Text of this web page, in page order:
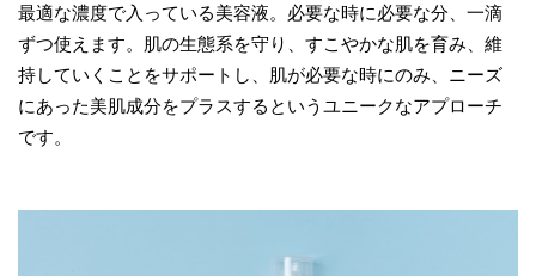
最適な濃度で入っている美容液。必要な時に必要な分、一滴
ずつ使えます。肌の生態系を守り、すこやかな肌を育み、維
持していくことをサポートし、肌が必要な時にのみ、ニーズ
にあった美肌成分をプラスするというユニークなアプローチ
です。